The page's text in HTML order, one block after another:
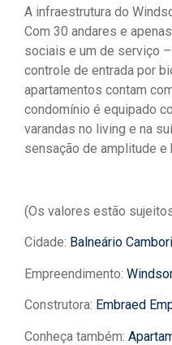
A infraestrutura do
Com 30 andares e
sociais e um de serviço
controle de entrada por
apartamentos contam
condomínio é equipado
varandas no living e na
sensação de amplitude e
(Os valores estão
Cidade: Balneário
Empreendimento:
Construtora: Embraed
Conheça também: